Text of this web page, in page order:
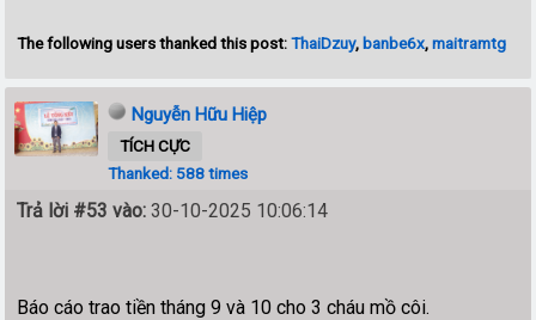
The following users thanked this post:ThaiDzuy, banbe6x,maitramtg
Nguyễn Hữu Hiệp
TÍCH CỰC
Thanked: 588 times
Trả lời #53 vào: 30-10-2025 10:06:14
Báo cáo trao tiền tháng 9 và 10 cho 3 cháu mồ côi.